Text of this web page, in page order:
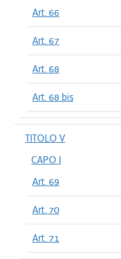
Art. 66
Art. 67
Art. 68
Art. 68 bis
TITOLO V
CAPO I
Art. 69
Art. 70
Art. 71